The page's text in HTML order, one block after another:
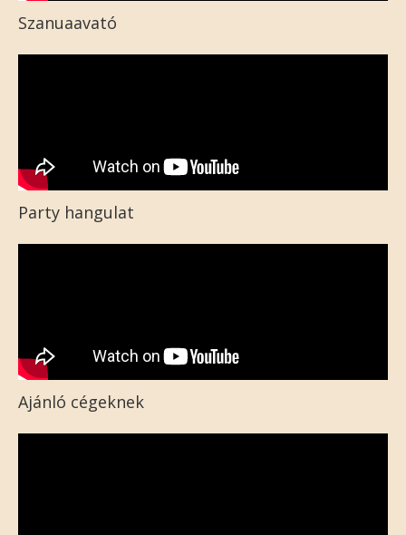
Szanuaavató
Party hangulat
Ajánló cégeknek